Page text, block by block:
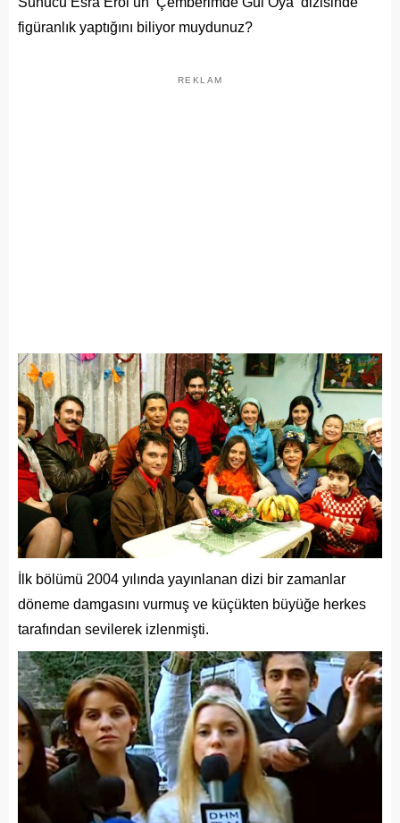
figüranlık yaptığını biliyor muydunuz?
REKLAM
İlk bölümü 2004 yılında yayınlanan dizi bir zamanlar
döneme damgasını vurmuş ve küçükten büyüğe herkes
tarafından sevilerek izlenmişti.